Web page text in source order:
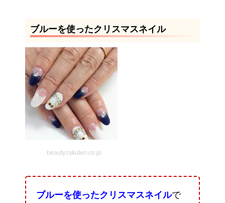
ブルーを使ったクリスマスネイル
beauty.rakuten.co.jp
ブルーを使ったクリスマスネイルで